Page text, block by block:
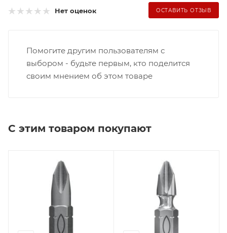
Нет оценок ОСТАВИТЬ ОТЗЫВ
Помогите другим пользователям с
выбором - будьте первым, кто поделится
своим мнением об этом товаре
С этим товаром покупают